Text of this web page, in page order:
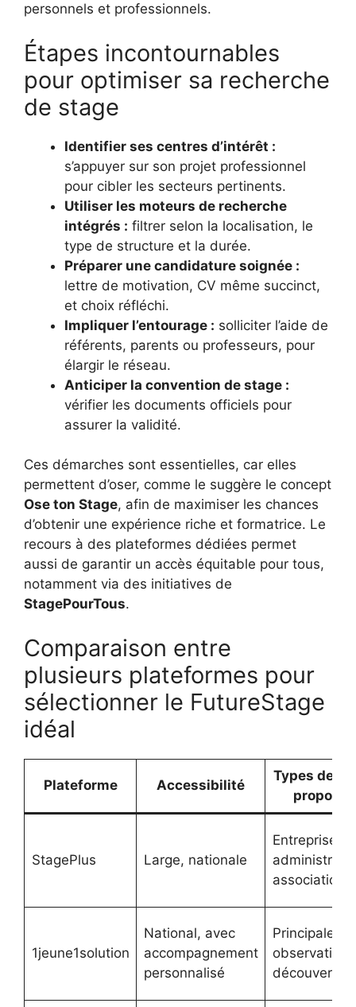
personnels et professionnels.
Étapes incontournables
pour optimiser sa recherche
de stage
Identifier ses centres d’intérêt :
s’appuyer sur son projet professionnel
pour cibler les secteurs pertinents.
Utiliser les moteurs de recherche
intégrés : filtrer selon la localisation, le
type de structure et la durée.
Préparer une candidature soignée :
lettre de motivation, CV même succinct,
et choix réfléchi.
Impliquer l’entourage : solliciter l’aide de
référents, parents ou professeurs, pour
élargir le réseau.
Anticiper la convention de stage :
vérifier les documents officiels pour
assurer la validité.
Ces démarches sont essentielles, car elles
permettent d’oser, comme le suggère le concept
Ose ton Stage, afin de maximiser les chances
d’obtenir une expérience riche et formatrice. Le
recours à des plateformes dédiées permet
aussi de garantir un accès équitable pour tous,
notamment via des initiatives de
StagePourTous.
Comparaison entre
plusieurs plateformes pour
sélectionner le FutureStage
idéal
Plateforme Accessibilité
Types de
proposés
StagePlus Large, nationale
Entreprise,
association
1jeune1solution
National, avec
accompagnement
personnalisé
observation
découverte